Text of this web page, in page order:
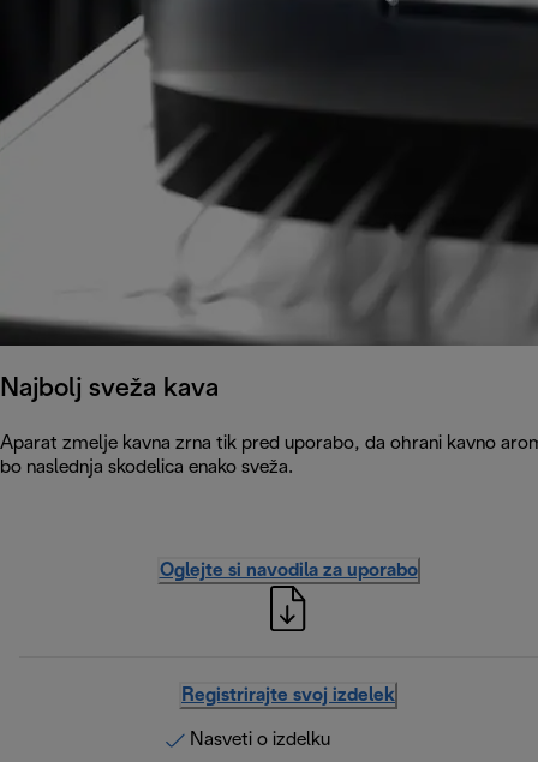
Najbolj sveža kava
Aparat zmelje kavna zrna tik pred uporabo, da ohrani kavno
bo naslednja skodelica enako sveža.
Oglejte si navodila za uporabo
Registrirajte svoj izdelek
Nasveti o izdelku